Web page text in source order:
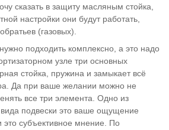
сказать в защиту масляным стойка,
настройки они будут работать,
(газовых).
подходить комплексно, а это надо
узле три основных
стойка, пружина и замыкает всё
Да при ваше желании можно не
все три элемента. Одно из
подвески это ваше ощущение
это субъективное мнение. По